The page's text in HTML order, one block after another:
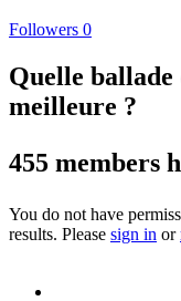
Followers 0
Quelle ballade
meilleure ?
455 members
You do not have
results. Please sign in or